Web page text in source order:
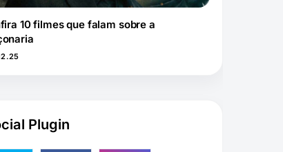
10 filmes que falam sobre a
Plugin